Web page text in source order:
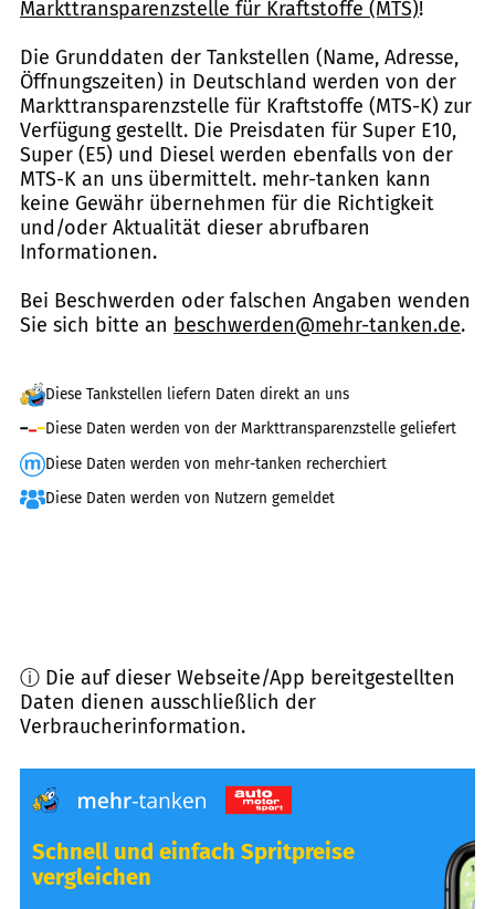
Markttransparenzstelle für Kraftstoffe (MTS)!
Die Grunddaten der Tankstellen (Name, Adresse,
Öffnungszeiten) in Deutschland werden von der
Markttransparenzstelle für Kraftstoffe (MTS-K) zur
Verfügung gestellt. Die Preisdaten für Super E10,
Super (E5) und Diesel werden ebenfalls von der
MTS-K an uns übermittelt. mehr-tanken kann
keine Gewähr übernehmen für die Richtigkeit
und/oder Aktualität dieser abrufbaren
Informationen.
Bei Beschwerden oder falschen Angaben wenden
Sie sich bitte an beschwerden@mehr-tanken.de.
Diese Tankstellen liefern Daten direkt an uns
Diese Daten werden von der Markttransparenzstelle geliefert
Diese Daten werden von mehr-tanken recherchiert
Diese Daten werden von Nutzern gemeldet
ⓘ Die auf dieser Webseite/App bereitgestellten
Daten dienen ausschließlich der
Verbraucherinformation.
Schnell und einfach Spritpreise
vergleichen